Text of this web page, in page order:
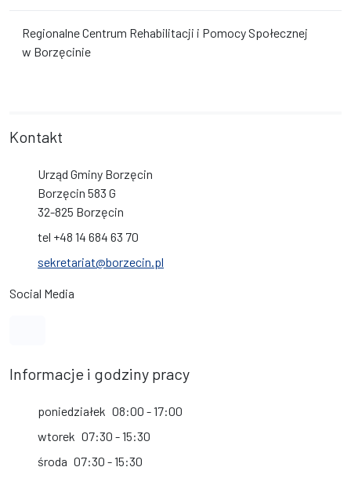
Regionalne Centrum Rehabilitacji i Pomocy Społecznej
w Borzęcinie
Kontakt
Urząd Gminy Borzęcin
Borzęcin 583 G
32-825 Borzęcin
tel +48 14 684 63 70
sekretariat@borzecin.pl
Social Media
Informacje i godziny pracy
poniedziałek 08:00 - 17:00
wtorek 07:30 - 15:30
środa 07:30 - 15:30